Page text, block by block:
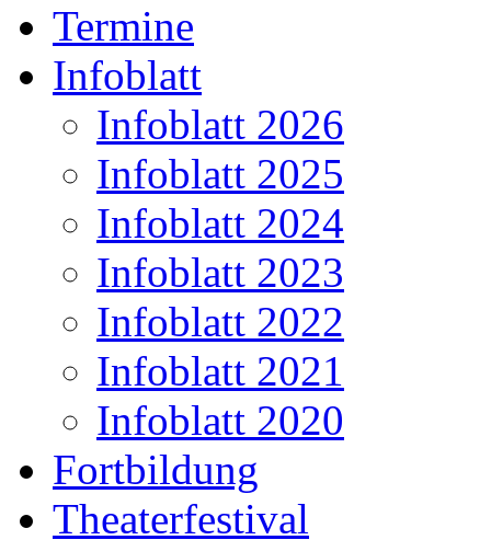
Termine
Infoblatt
Infoblatt 2026
Infoblatt 2025
Infoblatt 2024
Infoblatt 2023
Infoblatt 2022
Infoblatt 2021
Infoblatt 2020
Fortbildung
Theaterfestival